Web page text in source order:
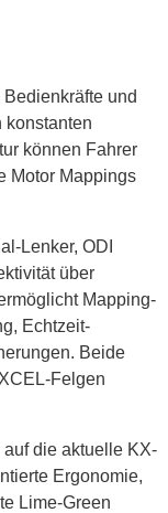
und
konstanten
können Fahrer
Motor Mappings
Lenker, ODI
über
Mapping-
Echtzeit-
Beide
Felgen
die aktuelle KX-
Ergonomie,
Lime-Green